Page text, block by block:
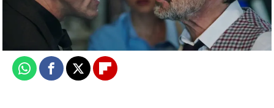
Nova
24 de febrero de 2026, 17:26
WhatsappFacebook
X Flipboard